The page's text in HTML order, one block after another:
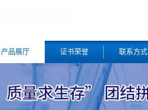
产品展厅 证书荣誉 联系方式